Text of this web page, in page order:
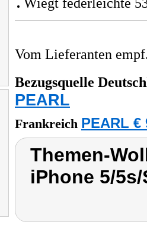
Vom Lieferanten
Bezugsquelle
PEARL
Frankreich PEARL €
Themen-
iPhone 5/5s/